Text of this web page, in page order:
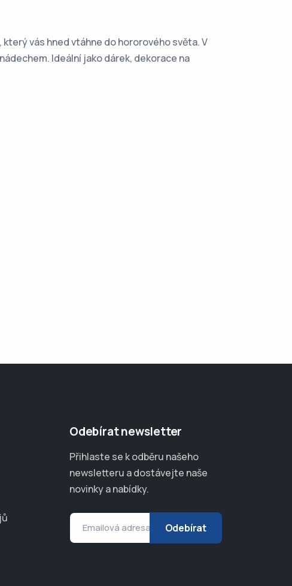
vás hned vtáhne do hororového světa. V
Ideální jako dárek, dekorace na
Odebírat newsletter
Přihlaste se k odběru našeho
newsletteru a dostávejte naše
novinky a nabídky.
Emailová adresa